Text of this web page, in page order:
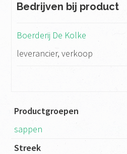
Bedrijven bij product
Boerderij De Kolke
leverancier, verkoop
Productgroepen
sappen
Streek